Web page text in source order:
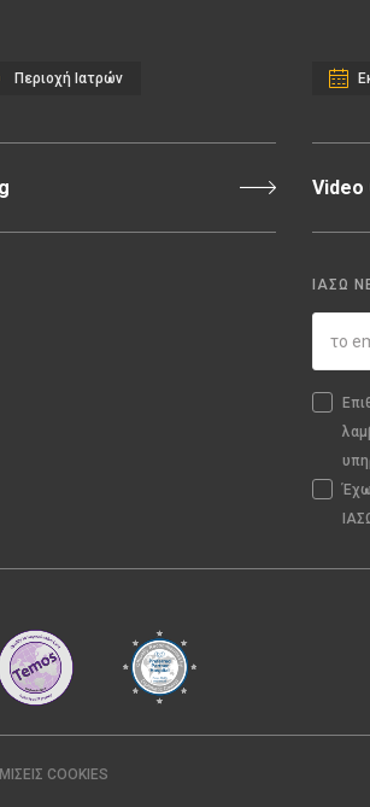
Περιοχή Ιατρών
Video
ΙΑΣΩ
Έχω
COOKIES